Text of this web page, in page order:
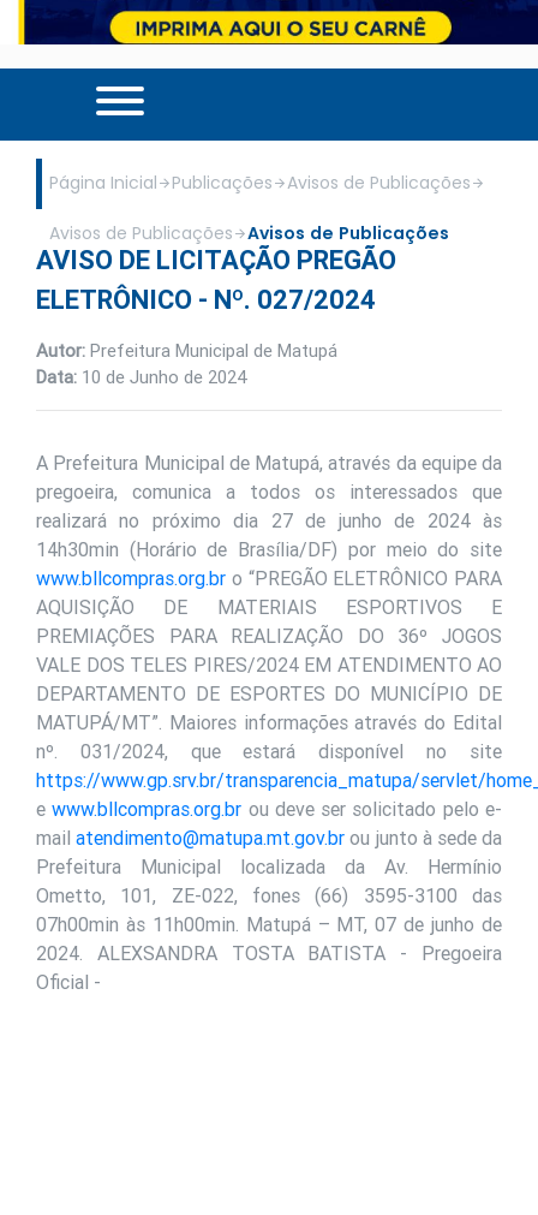
Página Inicial Publicações Avisos de Publicações
Avisos de Publicações Avisos de Publicações
AVISO DE LICITAÇÃO PREGÃO
ELETRÔNICO - Nº. 027/2024
Autor: Prefeitura Municipal de Matupá
Data: 10 de Junho de 2024
A Prefeitura Municipal de Matupá, através da equipe da
pregoeira, comunica a todos os interessados que
realizará no próximo dia 27 de junho de 2024 às
14h30min (Horário de Brasília/DF) por meio do site
www.bllcompras.org.br o “PREGÃO ELETRÔNICO PARA
AQUISIÇÃO DE MATERIAIS ESPORTIVOS E
PREMIAÇÕES PARA REALIZAÇÃO DO 36º JOGOS
VALE DOS TELES PIRES/2024 EM ATENDIMENTO AO
DEPARTAMENTO DE ESPORTES DO MUNICÍPIO DE
MATUPÁ/MT”. Maiores informações através do Edital
nº. 031/2024, que estará disponível no site
https://www.gp.srv.br/transparencia_matupa/servlet/
ewww.bllcompras.org.br ou deve ser solicitado pelo e-
mailatendimento@matupa.mt.gov.br ou junto à sede da
Prefeitura Municipal localizada da Av. Hermínio
Ometto, 101, ZE-022, fones (66) 3595-3100 das
07h00min às 11h00min. Matupá – MT, 07 de junho de
2024. ALEXSANDRA TOSTA BATISTA - Pregoeira
Oficial -